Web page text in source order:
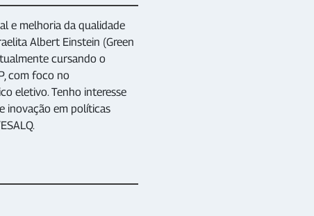
e melhoria da qualidade
Albert Einstein (Green
cursando o
com foco no
eletivo. Tenho interesse
inovação em políticas